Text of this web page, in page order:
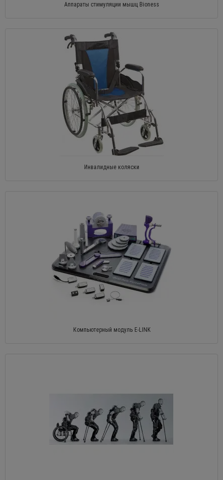
Аппараты стимуляции мышц Bioness
Инвалидные коляски
Компьютерный модуль E-LINK